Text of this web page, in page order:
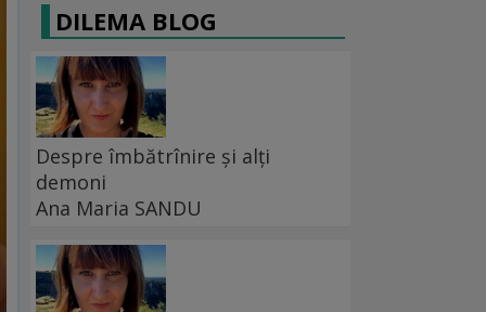
DILEMA BLOG
Despre îmbătrînire și alți
demoni
Ana Maria SANDU